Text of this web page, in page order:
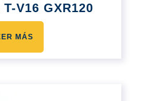
V16 GXR120
MÁS